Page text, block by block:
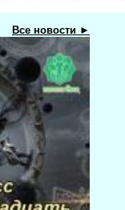
Все новости ►